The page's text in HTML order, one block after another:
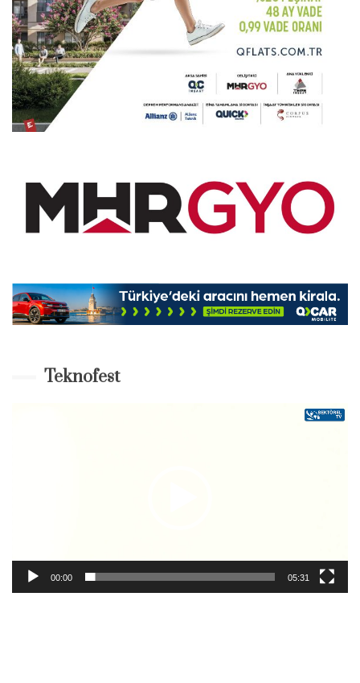
Teknofest
00:00 05:31